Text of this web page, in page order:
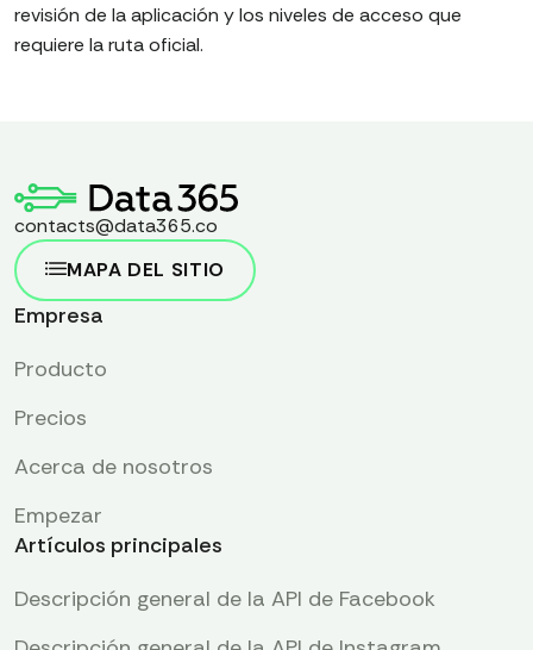
revisión de la aplicación y los niveles de acceso que
requiere la ruta oficial.
contacts@data365.co
MAPA DEL SITIO
Empresa
Producto
Precios
Acerca de nosotros
Empezar
Artículos principales
Descripción general de la API de Facebook